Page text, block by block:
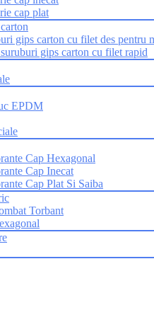
cap plat
gips carton cu filet des pentru
gips carton cu filet rapid
EPDM
Cap Hexagonal
Cap Inecat
Cap Plat Si Saiba
Torbant